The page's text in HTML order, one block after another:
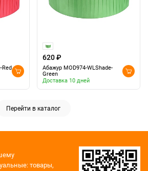
Red
620 ₽
Абажур MOD974-WLShade-
Green
Доставка 10 дней
Перейти в каталог
товары,